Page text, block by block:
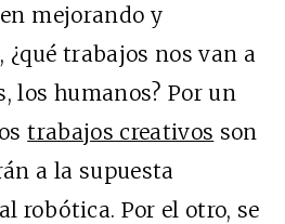
mejorando y
¿qué trabajos nos van a
los humanos? Por un
trabajos creativos son
a la supuesta
robótica. Por el otro, se